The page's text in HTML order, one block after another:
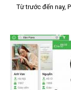
Từ trước đến nay,